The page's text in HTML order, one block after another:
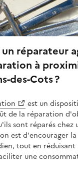
réparateur
à
des-Cots ?
est un
de la réparation
sont réparés chez
est d'encourager
tout en réduisant
une